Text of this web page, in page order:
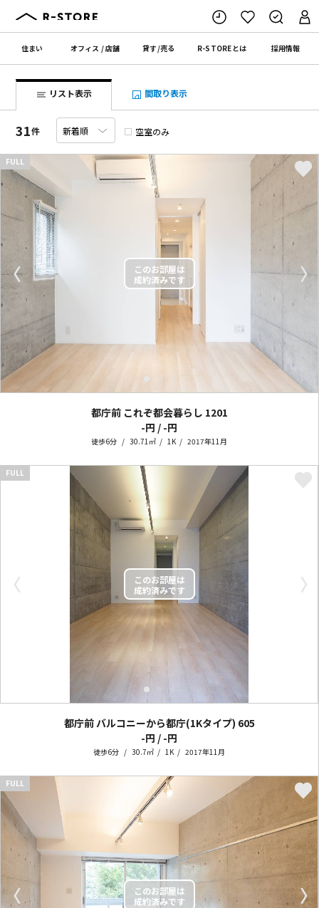
住まい オフィス /店舗 貸す/売る R-STOREとは 採用情報
リスト表示 間取り表示
31件 空室のみ
〈 〉
FULL
都庁前 これぞ都会暮らし 1201
-円 / -円
徒歩6分 30.71㎡ 1K 2017年11月
〈 〉
FULL
都庁前 バルコニーから都庁(1Kタイプ) 605
-円 / -円
徒歩6分 30.7㎡ 1K 2017年11月
〈 〉
FULL